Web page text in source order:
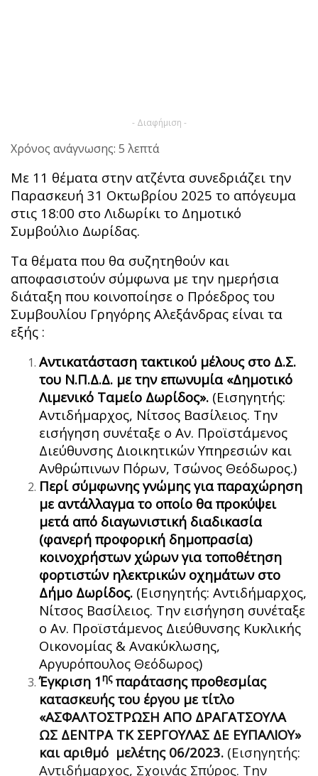
- Διαφήμιση -
Χρόνος ανάγνωσης: 5 λεπτά
Με 11 θέματα στην ατζέντα συνεδριάζει την
Παρασκευή 31 Οκτωβρίου 2025 το απόγευμα
στις 18:00 στο Λιδωρίκι το Δημοτικό
Συμβούλιο Δωρίδας.
Τα θέματα που θα συζητηθούν και
αποφασιστούν σύμφωνα με την ημερήσια
διάταξη που κοινοποίησε ο Πρόεδρος του
Συμβουλίου Γρηγόρης Αλεξάνδρας είναι τα
εξής :
Αντικατάσταση τακτικού μέλους στο Δ.Σ.
του Ν.Π.Δ.Δ. με την επωνυμία «Δημοτικό
Λιμενικό Ταμείο Δωρίδος». (Εισηγητής:
Αντιδήμαρχος, Νίτσος Βασίλειος. Την
εισήγηση συνέταξε ο Αν. Προϊστάμενος
Διεύθυνσης Διοικητικών Υπηρεσιών και
Ανθρώπινων Πόρων, Τσώνος Θεόδωρος.)
Περί σύμφωνης γνώμης για παραχώρηση
με αντάλλαγμα το οποίο θα προκύψει
μετά από διαγωνιστική διαδικασία
(φανερή προφορική δημοπρασία)
κοινοχρήστων χώρων για τοποθέτηση
φορτιστών ηλεκτρικών οχημάτων στο
Δήμο Δωρίδος. (Εισηγητής: Αντιδήμαρχος,
Νίτσος Βασίλειος. Την εισήγηση συνέταξε
ο Αν. Προϊστάμενος Διεύθυνσης Κυκλικής
Οικονομίας & Ανακύκλωσης,
Αργυρόπουλος Θεόδωρος)
Έγκριση 1ηςπαράτασης προθεσμίας
κατασκευής του έργου με τίτλο
«ΑΣΦΑΛΤΟΣΤΡΩΣΗ ΑΠΟ ΔΡΑΓΑΤΣΟΥΛΑ
ΩΣ ΔΕΝΤΡΑ ΤΚ ΣΕΡΓΟΥΛΑΣ ΔΕ ΕΥΠΑΛΙΟΥ»
και αριθμό μελέτης 06/2023. (Εισηγητής:
Αντιδήμαρχος, Σχοινάς Σπύρος. Την